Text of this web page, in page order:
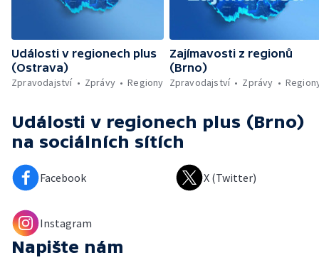
Události v regionech plus
(Ostrava)
Zpravodajství
Zprávy Regiony
Zajímavosti z regionů
(Brno)
Zpravodajství
Zprávy
Události v regionech plus (Brno)
na sociálních sítích
Facebook X (Twitter)
Instagram
Napište nám